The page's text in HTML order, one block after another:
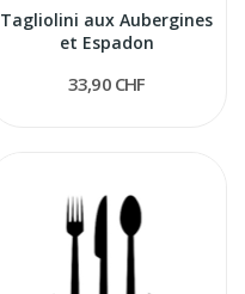
Tagliolini aux Aubergines
et Espadon
33,90 CHF